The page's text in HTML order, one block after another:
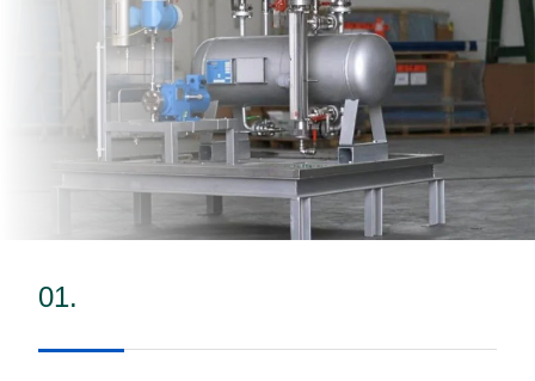
dell’impianto stesso.
Ogni serbatoio è corredato di una
valvola a spillo con indicatore di apertura micrometrico, il
livello è provvisto di apposita scala incisa per il rilievo della
quantità residua, ogni connessione è provvista divalvole
di intercettazione per agevolare la manutenzione del
serbatoio. Il telaio di sostegno è dimensionato per
sostenere il peso proprio del serbatoio con il liquido al suo
interno, l’eventuale alloggio della vasca di contenimento è
realizzato attraverso un sostegno opzionale.
01.